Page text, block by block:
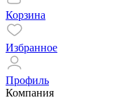
Корзина
Избранное
Профиль
Компания